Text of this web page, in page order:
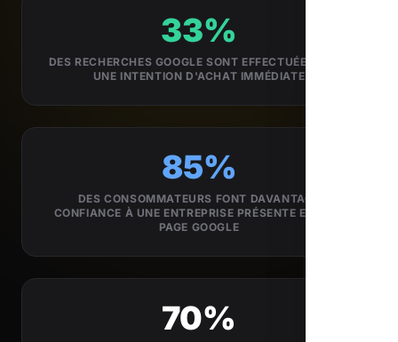
33%
DES RECHERCHES GOOGLE SONT EFFECTUÉES AVEC
UNE INTENTION D'ACHAT IMMÉDIATE
85%
DES CONSOMMATEURS FONT DAVANTAGE
CONFIANCE À UNE ENTREPRISE PRÉSENTE EN 1ÈRE
PAGE GOOGLE
70%